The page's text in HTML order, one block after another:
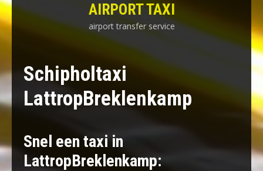
AIRPORT TAXI
airport transfer service
Schipholtaxi
LattropBreklenkamp
Snel een taxi in
LattropBreklenkamp: